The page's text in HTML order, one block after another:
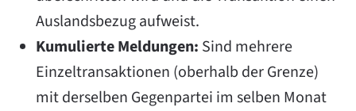
Auslandsbezug aufweist.
Kumulierte Meldungen: Sind mehrere
Einzeltransaktionen (oberhalb der Grenze)
mit derselben Gegenpartei im selben Monat